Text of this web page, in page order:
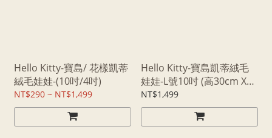
Hello Kitty-寶島/ 花樣凱蒂
絨毛娃娃-(10吋/4吋)
NT$290 ~ NT$1,499
Hello Kitty-寶島凱蒂絨毛
娃娃-L號10吋 (高30cm X
寬21cm)
NT$1,499